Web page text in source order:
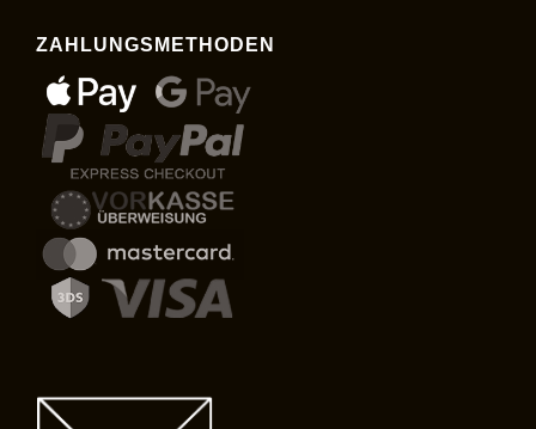
ZAHLUNGSMETHODEN